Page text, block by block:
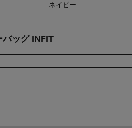
ネイビー
バッグ INFIT